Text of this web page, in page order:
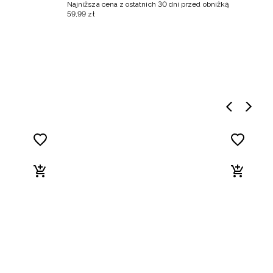
Najniższa cena z ostatnich 30 dni przed obniżką
59,99 zł